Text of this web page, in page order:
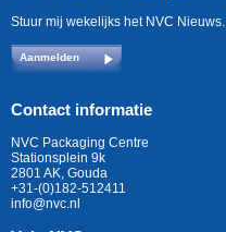
Stuur mij wekelijks het NVC Nieuws.
Aanmelden
Contact informatie
NVC Packaging Centre
Stationsplein 9k
2801 AK, Gouda
+31-(0)182-512411
info@nvc.nl